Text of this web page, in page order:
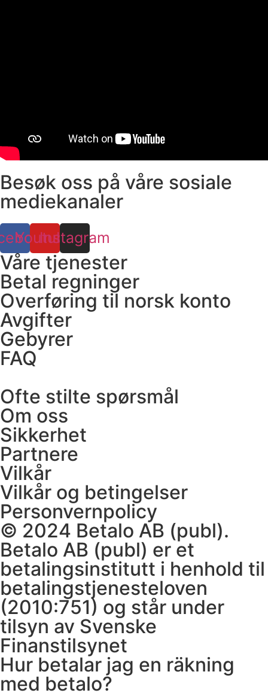
Besøk oss på våre sosiale
mediekanaler
Youtube
Instagram
Våre tjenester
Betal regninger
Overføring til norsk konto
Avgifter
Gebyrer
FAQ
Ofte stilte spørsmål
Om oss
Sikkerhet
Partnere
Vilkår
Vilkår og betingelser
Personvernpolicy
© 2024 Betalo AB (publ).
Betalo AB (publ) er et
betalingsinstitutt i henhold til
betalingstjenesteloven
(2010:751) og står under
tilsyn av Svenske
Finanstilsynet
Hur betalar jag en räkning
med betalo?